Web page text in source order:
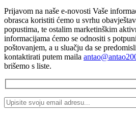
Prijavom na naše e-novosti Vaše
obrasca koristiti ćemo u svrhu
popustima, te ostalim marketinškim
informacijama ćemo se odnositi s
poštovanjem, a u sluačju da se
kontaktirati putem maila
brišemo s liste.